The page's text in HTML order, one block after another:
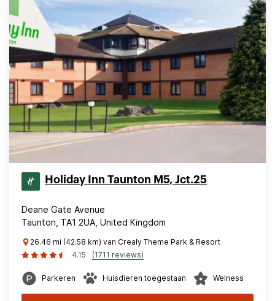
Holiday Inn Taunton M5, Jct.25
Deane Gate Avenue
Taunton, TA1 2UA, United Kingdom
26.46 mi (42.58 km) van Crealy Theme Park & Resort
4.15
(1711 reviews)
Parkeren Huisdieren toegestaan Welness